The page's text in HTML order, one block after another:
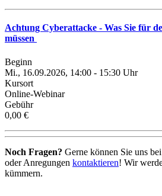
Achtung Cyberattacke - Was Sie für
müssen
Beginn
Mi., 16.09.2026, 14:00 - 15:30 Uhr
Kursort
Online-Webinar
Gebühr
0,00 €
Noch Fragen? Gerne können Sie uns
oder Anregungen kontaktieren! Wir
kümmern.